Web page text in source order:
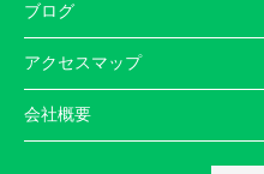
ブログ
アクセスマップ
会社概要